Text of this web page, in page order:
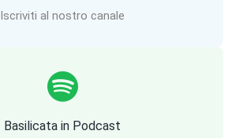
Iscriviti al nostro canale
Basilicata in Podcast